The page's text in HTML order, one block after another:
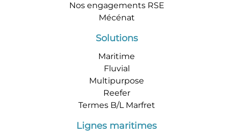
Nos engagements RSE
Mécénat
Solutions
Maritime
Fluvial
Multipurpose
Reefer
Termes B/L Marfret
Lignes maritimes